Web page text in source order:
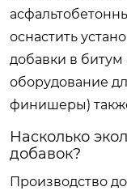
оснастить
добавки в
оборудование
финишеры)
Насколько
добавок?
Производство